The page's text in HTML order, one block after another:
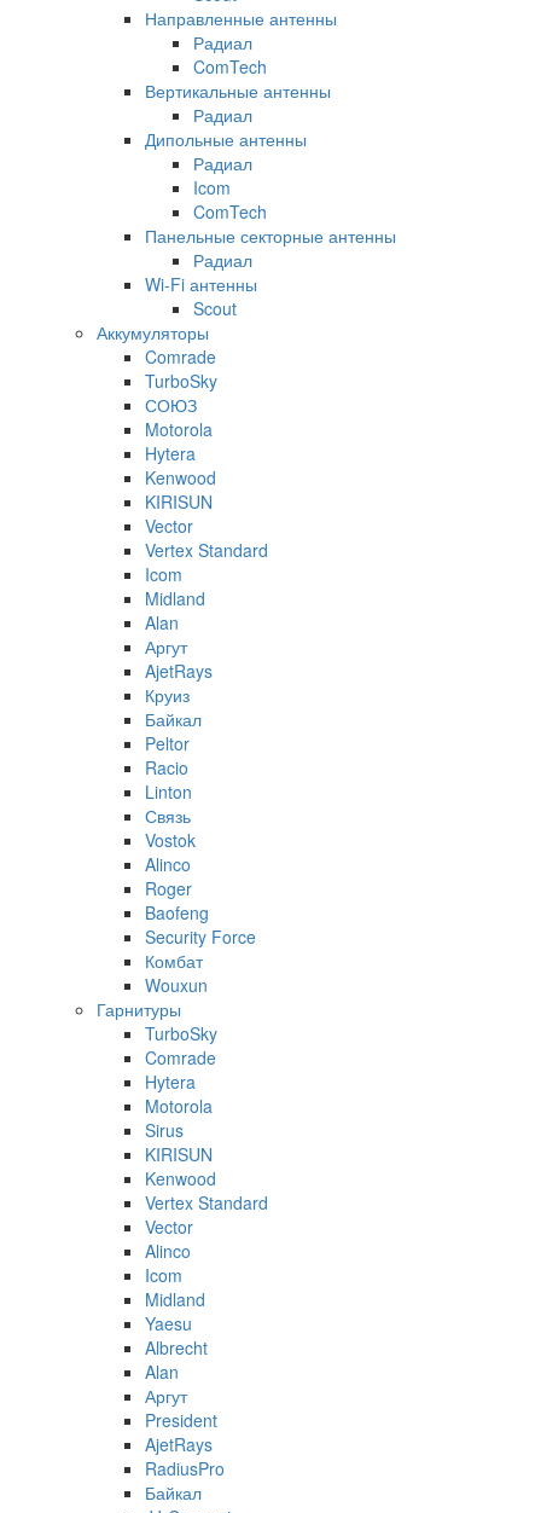
Направленные антенны
Радиал
ComTech
Вертикальные антенны
Радиал
Дипольные антенны
Радиал
Icom
ComTech
Панельные секторные антенны
Радиал
Wi-Fi антенны
Scout
Аккумуляторы
Comrade
TurboSky
СОЮЗ
Motorola
Hytera
Kenwood
KIRISUN
Vector
Vertex Standard
Icom
Midland
Alan
Аргут
AjetRays
Круиз
Байкал
Peltor
Racio
Linton
Связь
Vostok
Alinco
Roger
Baofeng
Security Force
Комбат
Wouxun
Гарнитуры
TurboSky
Comrade
Hytera
Motorola
Sirus
KIRISUN
Kenwood
Vertex Standard
Vector
Alinco
Icom
Midland
Yaesu
Albrecht
Alan
Аргут
President
AjetRays
RadiusPro
Байкал